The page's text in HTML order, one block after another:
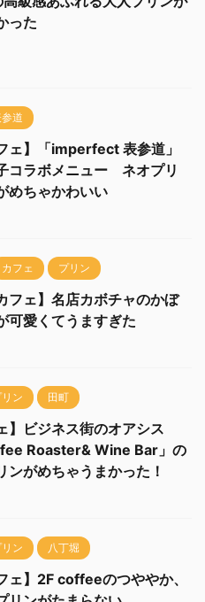
った
道
コラボメニュー ネオプリ
めちゃかわいい
カフェ プリン
フェ】名店カボチャのかぼ
可愛くてうますぎた
ン 田町
Roaster& Wine Bar」の
ンがめちゃうまかった！
ン 八丁堀
リンがたまらない